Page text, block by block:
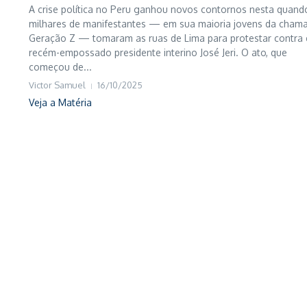
A crise política no Peru ganhou novos contornos nesta
milhares de manifestantes — em sua maioria jovens da
Geração Z — tomaram as ruas de Lima para protestar contra
recém-empossado presidente interino José Jeri. O ato, que
começou de...
Victor Samuel 16/10/2025
Veja a Matéria